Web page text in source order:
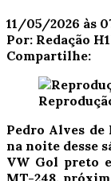
11/05/2026 às
Por: Redação
Compartilhe:
Pedro Alves de
na noite desse
VW Gol preto
MT-248,